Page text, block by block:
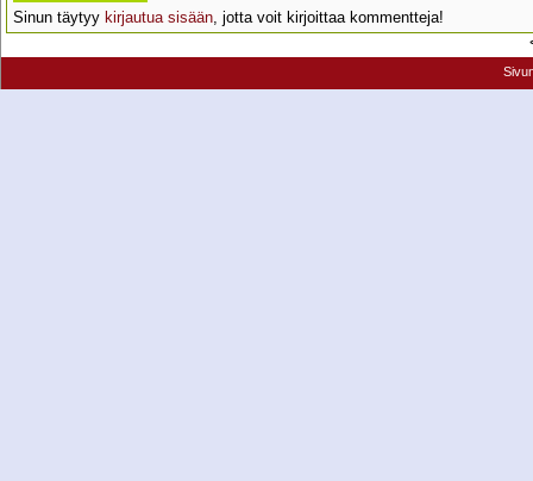
Sinun täytyy kirjautua sisään, jotta voit kirjoittaa kommentteja!